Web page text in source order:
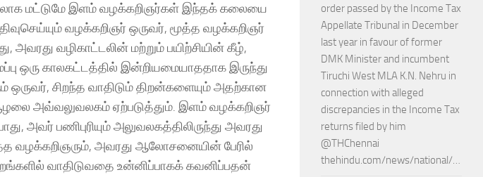
மட்டுமே இளம் வழக்கறிஞர்கள் இந்தக் கலையை
வழக்கறிஞர் ஒருவர், மூத்த வழக்கறிஞர்
வழிகாட்டலின் மற்றும் பயிற்சியின் கீழ்,
ஒரு காலகட்டத்தில் இன்றியமையாததாக இருந்து
ஒருவர், சிறந்த வாதிடும் திறன்களையும் அதற்கான
அவ்வலுவலகம் ஏற்படுத்தும். இளம் வழக்கறிஞர்
அவர் பணிபுரியும் அலுவலகத்திலிருந்து அவரது
வழக்கறிஞரும், அவரது ஆலோசனையின் பேரில்
வாதிடுவதை உன்னிப்பாகக் கவனிப்பதன்
order passed by the Income Tax
Appellate Tribunal in December
last year in favour of former
DMK Minister and incumbent
Tiruchi West MLA K.N. Nehru in
connection with alleged
discrepancies in the Income Tax
returns filed by him
@THChennai
thehindu.com/news/national/…